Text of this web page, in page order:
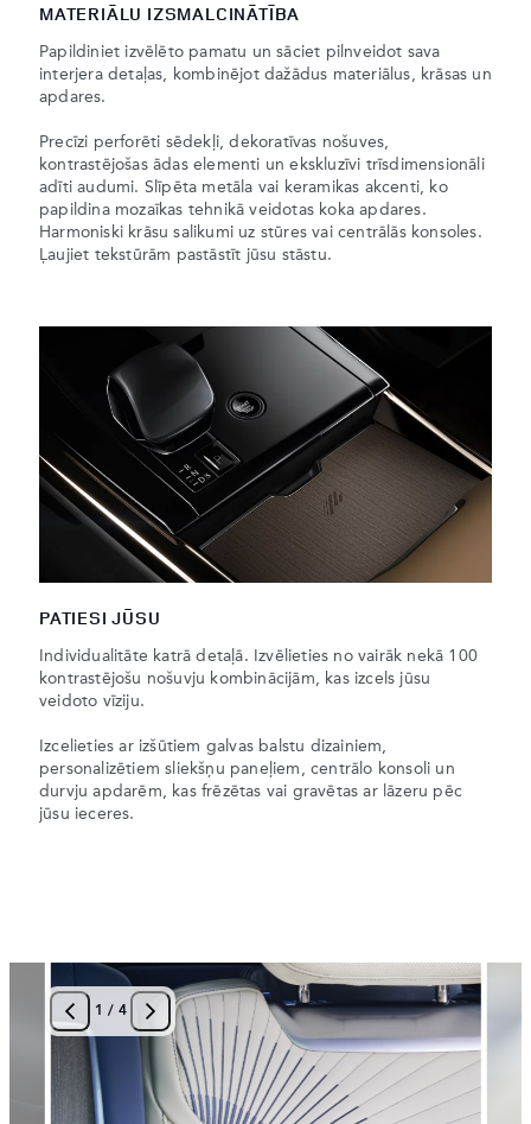
MATERIĀLU IZSMALCINĀTĪBA
Papildiniet izvēlēto pamatu un sāciet pilnveidot sava
interjera detaļas, kombinējot dažādus materiālus, krāsas un
apdares.
Precīzi perforēti sēdekļi, dekoratīvas nošuves,
kontrastējošas ādas elementi un ekskluzīvi trīsdimensionāli
adīti audumi. Slīpēta metāla vai keramikas akcenti, ko
papildina mozaīkas tehnikā veidotas koka apdares.
Harmoniski krāsu salikumi uz stūres vai centrālās konsoles.
Ļaujiet tekstūrām pastāstīt jūsu stāstu.
PATIESI JŪSU
Individualitāte katrā detaļā. Izvēlieties no vairāk nekā 100
kontrastējošu nošuvju kombinācijām, kas izcels jūsu
veidoto vīziju.
Izcelieties ar izšūtiem galvas balstu dizainiem,
personalizētiem sliekšņu paneļiem, centrālo konsoli un
durvju apdarēm, kas frēzētas vai gravētas ar lāzeru pēc
jūsu ieceres.
1 / 4